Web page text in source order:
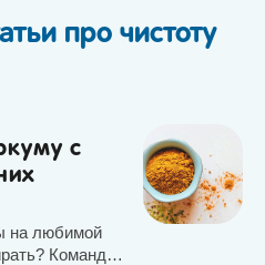
про чистоту
с
на любимой
Команда